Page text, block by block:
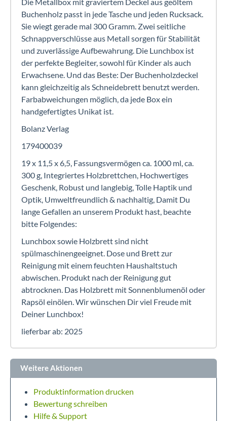
Buchenholz passt in jede Tasche und jeden Rucksack.
Sie wiegt gerade mal 300 Gramm. Zwei seitliche
Schnappverschlüsse aus Metall sorgen für Stabilität
und zuverlässige Aufbewahrung. Die Lunchbox ist
der perfekte Begleiter, sowohl für Kinder als auch
Erwachsene. Und das Beste: Der Buchenholzdeckel
kann gleichzeitig als Schneidebrett benutzt werden.
Farbabweichungen möglich, da jede Box ein
handgefertigtes Unikat ist.
Bolanz Verlag
179400039
19 x 11,5 x 6,5, Fassungsvermögen ca. 1000 ml, ca.
300 g, Integriertes Holzbrettchen, Hochwertiges
Geschenk, Robust und langlebig, Tolle Haptik und
Optik, Umweltfreundlich & nachhaltig, Damit Du
lange Gefallen an unserem Produkt hast, beachte
bitte Folgendes:
Lunchbox sowie Holzbrett sind nicht
spülmaschinengeeignet. Dose und Brett zur
Reinigung mit einem feuchten Haushaltstuch
abwischen. Produkt nach der Reinigung gut
abtrocknen. Das Holzbrett mit Sonnenblumenöl oder
Rapsöl einölen. Wir wünschen Dir viel Freude mit
Deiner Lunchbox!
lieferbar ab: 2025
Weitere Aktionen
Produktinformation drucken
Bewertung schreiben
Hilfe & Support